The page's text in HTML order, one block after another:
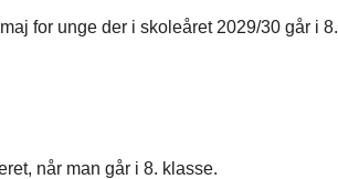
for unge der i skoleåret 2029/30 går i 8.
når man går i 8. klasse.